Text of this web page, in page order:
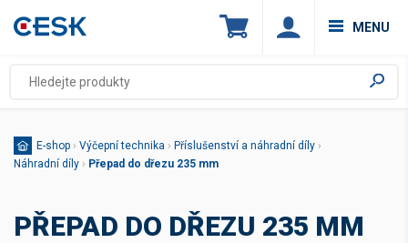
MENU
E-shop › Výčepní technika › Příslušenství a náhradní díly ›
Náhradní díly › Přepad do dřezu 235 mm
PŘEPAD DO DŘEZU 235 MM